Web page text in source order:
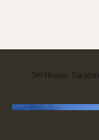
SH House- Ga'aton